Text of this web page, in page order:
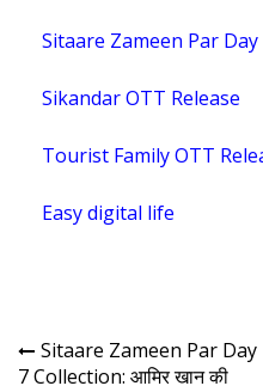
Sitaare Zameen Par
Sikandar OTT Release
Tourist Family OTT
Easy digital life
Sitaare Zameen Par Day
7 Collection: आमिर खान की